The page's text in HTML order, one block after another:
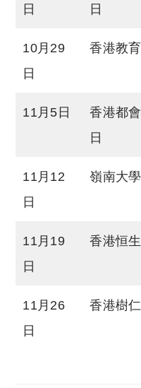
日
日
10月29
日
香港教
11月5日
香港都
日
11月12
日
嶺南大
11月19
日
香港恒
11月26
日
香港樹